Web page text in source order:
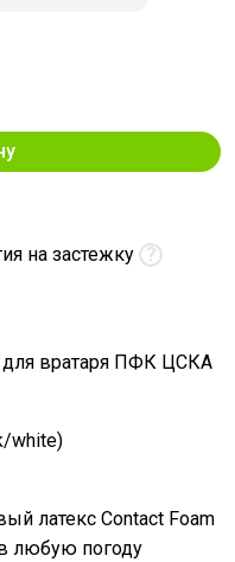
на застежку ?
для вратаря ПФК ЦСКА
white)
латекс Contact Foam
любую погоду